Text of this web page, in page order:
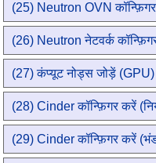
(25) Neutron OVN
(26) Neutron नेटवर्क
(27) कंप्यूट नोड्स जोड़ें (GPU)
(28) Cinder कॉन्फ़िगर करें
(29) Cinder कॉन्फ़िगर करें